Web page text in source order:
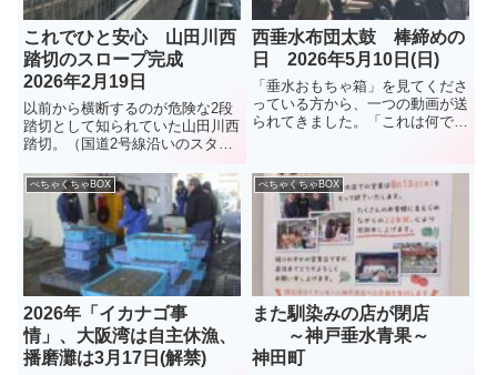
これでひと安心 山田川西
踏切のスロープ完成
2026年2月19日
以前から横断するのが危険な2段
踏切として知られていた山田川西
踏切。（国道2号線沿いのスター
もちゃ箱でも危険な踏切として
10年ほど前に紹介していた。残
念なことにここで、2025年1月9
日、女性2人が電車と接触する...
西垂水布団太鼓 棒締めの
日 2026年5月10日(日)
「垂水おもちゃ箱」を見てくださ
っている方から、一つの動画が送
られてきました。「これは何でし
鼓、「棒締め」という1年に1回
の行事だそうです。5月10日、行
われたようです。秋祭りに向け
て...
ぺちゃくちゃBOX
2026年「イカナゴ事
情」、大阪湾は自主休漁、
播磨灘は3月17日(解禁)
ぺちゃくちゃBOX
また馴染みの店が閉店
～神戸垂水青果～
神田町